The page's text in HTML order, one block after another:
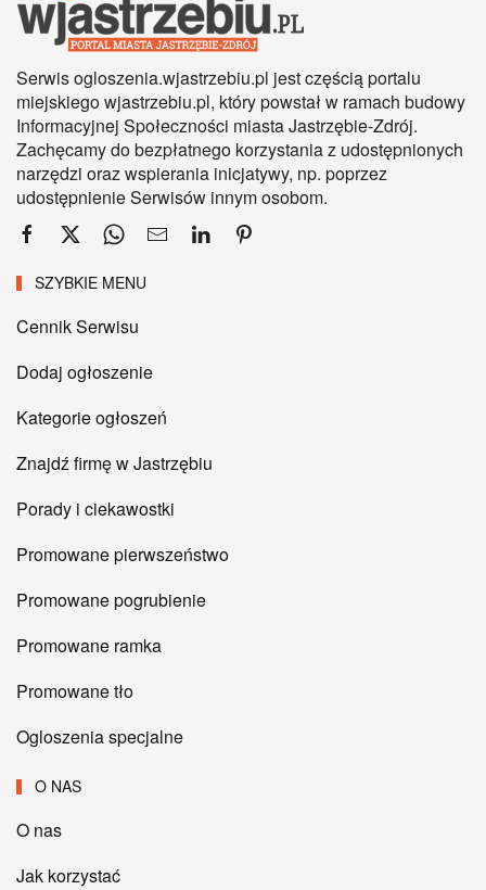
Serwis ogloszenia.wjastrzebiu.pl jest częścią portalu
miejskiego wjastrzebiu.pl, który powstał w ramach budowy
Informacyjnej Społeczności miasta Jastrzębie-Zdrój.
Zachęcamy do bezpłatnego korzystania z udostępnionych
narzędzi oraz wspierania inicjatywy, np. poprzez
udostępnienie Serwisów innym osobom.
SZYBKIE MENU
Cennik Serwisu
Dodaj ogłoszenie
Kategorie ogłoszeń
Znajdź firmę w Jastrzębiu
Porady i ciekawostki
Promowane pierwszeństwo
Promowane pogrubienie
Promowane ramka
Promowane tło
Ogloszenia specjalne
O NAS
O nas
Jak korzystać